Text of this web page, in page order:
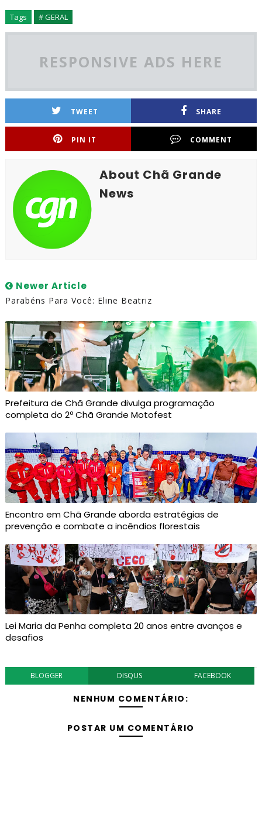
Tags # GERAL
RESPONSIVE ADS HERE
TWEET SHARE
PIN IT COMMENT
About Chã Grande
News
Newer Article
Parabéns Para Você: Eline Beatriz
Prefeitura de Chã Grande divulga programação
completa do 2º Chã Grande Motofest
Encontro em Chã Grande aborda estratégias de
prevenção e combate a incêndios florestais
Lei Maria da Penha completa 20 anos entre avanços e
desafios
BLOGGER DISQUS FACEBOOK
NENHUM COMENTÁRIO:
POSTAR UM COMENTÁRIO